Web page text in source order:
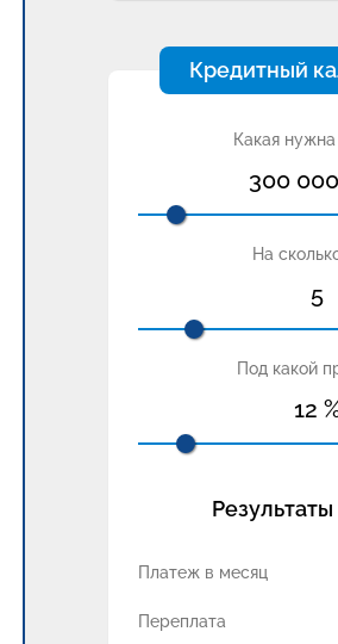
Кредитный
Какая
300 000
На
5
Под какой
12
Платеж в месяц
Переплата